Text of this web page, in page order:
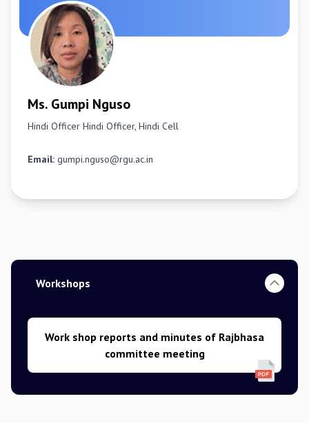
Ms. Gumpi Nguso
Hindi Officer Hindi Officer, Hindi Cell
Email: gumpi.nguso@rgu.ac.in
Workshops
Work shop reports and minutes of Rajbhasa
committee meeting